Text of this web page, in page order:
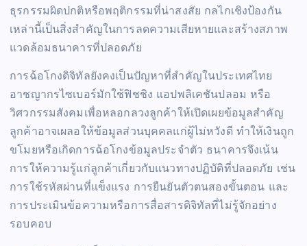
ธุรกรรมผิดปกติหรือพฤติกรรมที่น่าสงสัย กลไกเชิงป้องกัน
เหล่านี้เป็นสิ่งสำคัญในการลดความเสียหายและสร้างสภาพ
แวดล้อมธนาคารที่ปลอดภัย
การฉ้อโกงดิจิทัลยังคงเป็นปัญหาที่สำคัญในประเทศไทย
อาชญากรไซเบอร์มักใช้ฟิชชิง แอปพลิเคชันปลอม หรือ
วิศวกรรมสังคมเพื่อหลอกลวงลูกค้าให้เปิดเผยข้อมูลสำคัญ
ลูกค้าอาจเผลอให้ข้อมูลส่วนบุคคลแก่ผู้ไม่หวังดี ทำให้เงินถูก
ขโมยหรือเกิดการฉ้อโกงข้อมูลประจำตัว ธนาคารจึงเน้น
การให้ความรู้แก่ลูกค้าเกี่ยวกับแนวทางปฏิบัติที่ปลอดภัย เช่น
การใช้รหัสผ่านที่แข็งแรง การยืนยันตัวตนสองขั้นตอน และ
การประเมินข้อความหรือการสื่อสารดิจิทัลที่ไม่รู้จักอย่าง
รอบคอบ